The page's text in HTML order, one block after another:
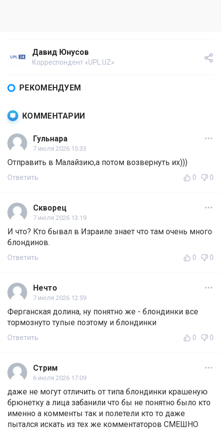
Давид Юнусов
Корреспондент «UPL.UZ»
РЕКОМЕНДУЕМ
КОММЕНТАРИИ
Гульнара
7 июля 2026 15:33
Отправить в Малайзию,а потом возвернуть их)))
Ответить 0 0
Скворец
7 июля 2026 13:19
И что? Кто бывал в Израиле знает что там очень много
блондинов.
Ответить 0 0
Нечто
7 июля 2026 12:59
Ферганская долина, ну понятно же - блондинки все
тормознуто тупые поэтому и блондинки
Ответить 0 0
Стрим
6 июля 2026 17:09
даже не могут отличить от типа блондинки крашеную
брюнетку а лица забанили что бы не понятно было кто
именно а комменты так и полетели кто то даже
пытался искать из тех же комментаторов СМЕШНО